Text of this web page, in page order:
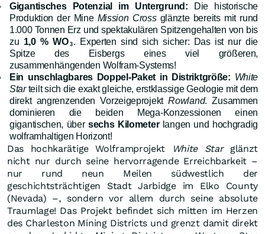
Gigantisches Potenzial im Untergrund: Die historische
Produktion der Mine Mission Crossglänzte bereits mit rund
1.000 Tonnen Erz und spektakulären Spitzengehalten von bis
zu 1,0 % WO 3 . Experten sind sich sicher: Das ist nur die
Spitze des Eisbergs eines viel größeren,
zusammenhängenden Wolfram-Systems!
Ein unschlagbares Doppel-Paket in Distriktgröße: White
Starteilt sich die exakt gleiche, erstklassige Geologie mit dem
direkt angrenzenden VorzeigeprojektRowland. Zusammen
dominieren die beiden Mega-Konzessionen einen
gigantischen, über sechs Kilometerlangen und hochgradig
wolframhaltigen Horizont!
Das hochkarätige Wolframprojekt White Starglänzt
nicht nur durch seine hervorragende Erreichbarkeit –
nur rund neun Meilen südwestlich der
geschichtsträchtigen Stadt Jarbidge im Elko County
(Nevada) –, sondern vor allem durch seine absolute
Traumlage! Das Projekt befindet sich mitten im Herzen
des Charleston Mining Districts und grenzt damit direkt